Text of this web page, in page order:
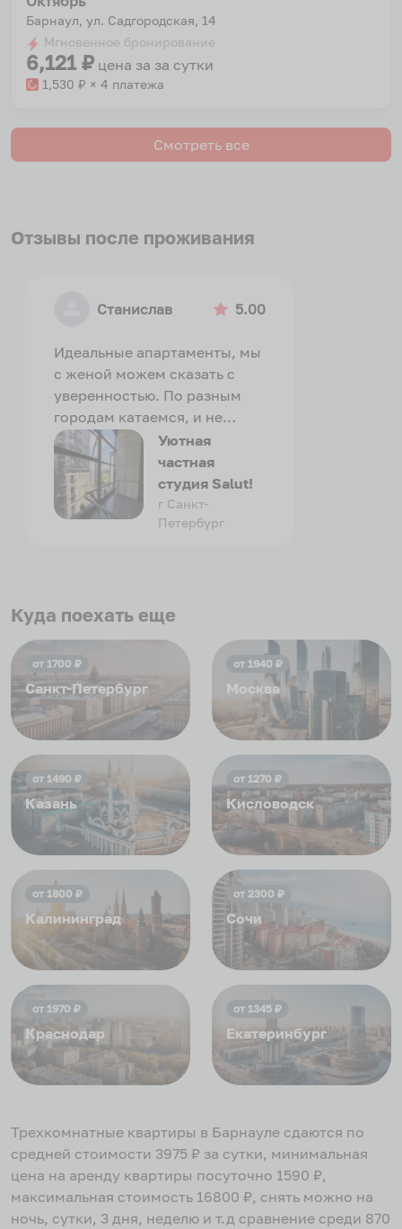
Барнаул, ул. Садгородская, 14
Мгновенное бронирование
6,121 ₽ цена за за сутки
1,530 ₽ × 4 платежа
Смотреть все
Отзывы после проживания
Станислав 5.00
Идеальные апартаменты, мы
с женой можем сказать с
уверенностью. По разным
городам катаемся, и не
только в России. Сервис на
отличном уровне. Хозяин
апартаментов доброй души
человек, всегда можно
договориться, подскажет
приезжать еще...
Уютная
частная
студия Salut!
г Санкт-
Петербург
Куда поехать еще
от 1700 ₽
Санкт-Петербург
от 1940 ₽
Москва
от 1490 ₽
Казань
от 1270 ₽
Кисловодск
от 1800 ₽
Калининград
от 2300 ₽
Сочи
от 1970 ₽
Краснодар
от 1345₽
Екатеринбург
Трехкомнатные квартиры в Барнауле сдаются по
средней стоимости 3975 ₽ за сутки, минимальная
цена на аренду квартиры посуточно 1590 ₽,
максимальная стоимость 16800 ₽, снять можно на
ночь, сутки, 3 дня, неделю и т.д сравнение среди 870